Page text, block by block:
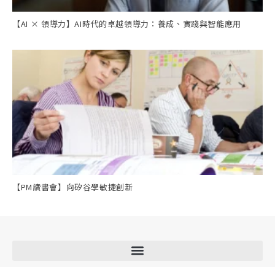
【AI × 領導力】AI時代的卓越領導力：養成、實踐與智能應用
【PM讀書會】向矽谷學敏捷創新